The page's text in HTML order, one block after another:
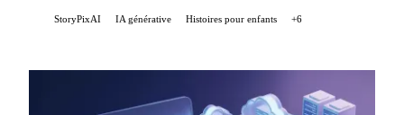
StoryPixAI IA générative Histoires pour enfants +6